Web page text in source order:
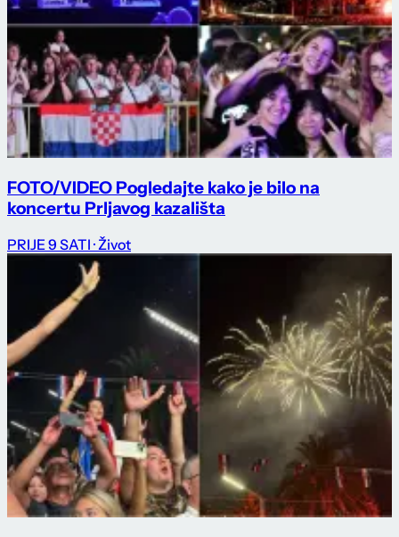
FOTO/VIDEO Pogledajte kako je bilo na
koncertu Prljavog kazališta
PRIJE 9 SATI · Život